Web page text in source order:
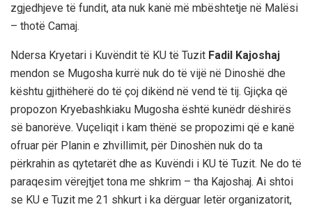
zgjedhjeve të fundit, ata nuk kanë më mbështetje në Malësi
– thotë Camaj.
Ndersa Kryetari i Kuvëndit të KU të Tuzit Fadil Kajoshaj
mendon se Mugosha kurrë nuk do të vijë në Dinoshë dhe
kështu gjithëherë do të çoj dikënd në vend të tij. Gjiçka që
propozon Kryebashkiaku Mugosha është kunëdr dëshirës
së banorëve. Vuçeliqit i kam thënë se propozimi që e kanë
ofruar për Planin e zhvillimit, për Dinoshën nuk do ta
përkrahin as qytetarët dhe as Kuvëndi i KU të Tuzit. Ne do të
paraqesim vërejtjet tona me shkrim – tha Kajoshaj. Ai shtoi
se KU e Tuzit me 21 shkurt i ka dërguar letër organizatorit,